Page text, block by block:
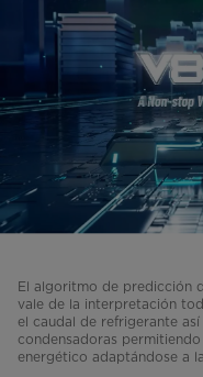
El algoritmo de predicción
vale de la interpretación
el caudal de refrigerante
condensadoras
energético adaptándose a